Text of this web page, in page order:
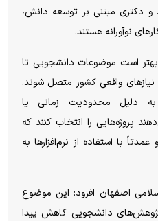
و دکتری مبتنی بر توسعه دانش،
نوآورانه هستند.
است موضوعات دانشجویی تا
واقعی کشور متصل شوند.
دلیل محدودیت زمانی یا
پروژه‌هایی را انتخاب کنند که
با استفاده از نرم‌افزار‌ها به
اصفهان افزود: این موضوع
دانشجویی کاهش پیدا